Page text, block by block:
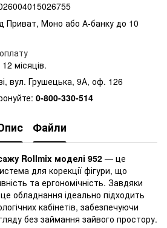
Приват, Моно або А-банку до 10
місяців.
вул. Грушецька, 9А, оф. 126
0-800-330-514
Файли
Rollmix моделі 952 — це
для корекції фігури, що
та ергономічність. Завдяки
обладнання ідеально підходить
кабінетів, забезпечуючи
без займання зайвого простору.